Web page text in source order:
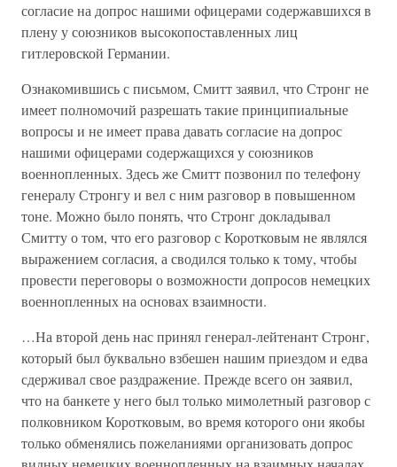
согласие на допрос нашими офицерами содержавшихся в
плену у союзников высокопоставленных лиц
гитлеровской Германии.
Ознакомившись с письмом, Смитт заявил, что Стронг не
имеет полномочий разрешать такие принципиальные
вопросы и не имеет права давать согласие на допрос
нашими офицерами содержащихся у союзников
военнопленных. Здесь же Смитт позвонил по телефону
генералу Стронгу и вел с ним разговор в повышенном
тоне. Можно было понять, что Стронг докладывал
Смитту о том, что его разговор с Коротковым не являлся
выражением согласия, а сводился только к тому, чтобы
провести переговоры о возможности допросов немецких
военнопленных на основах взаимности.
…На второй день нас принял генерал-лейтенант Стронг,
который был буквально взбешен нашим приездом и едва
сдерживал свое раздражение. Прежде всего он заявил,
что на банкете у него был только мимолетный разговор с
полковником Коротковым, во время которого они якобы
только обменялись пожеланиями организовать допрос